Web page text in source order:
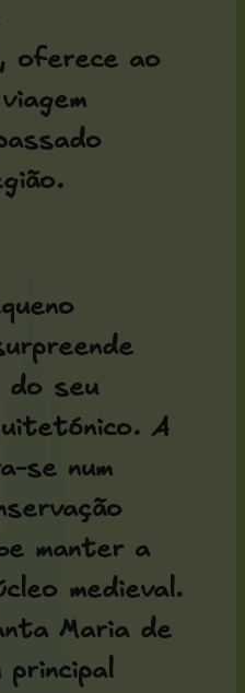
oferece ao
do seu
A
se num
manter a
medieval.
Maria de